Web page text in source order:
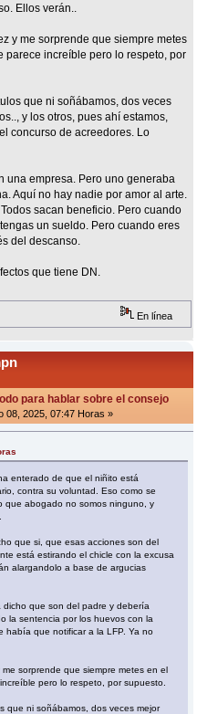
Ellos verán..
y me sorprende que siempre metes
parece increíble pero lo respeto, por
que ni soñábamos, dos veces
y los otros, pues ahí estamos,
concurso de acreedores. Lo
una empresa. Pero uno generaba
Aquí no hay nadie por amor al arte.
sacan beneficio. Pero cuando
un sueldo. Pero cuando eres
del descanso.
que tiene DN.
En línea
para hablar sobre el consejo
08, 2025, 07:47 Horas »
enterado de que el niñito está
contra su voluntad. Eso como se
que abogado no somos ninguno, y
que si, que esas acciones son del
está estirando el chicle con la excusa
alargandolo a base de argucias
que son del padre y debería
la sentencia por los huevos con la
había que notificar a la LFP. Ya no
sorprende que siempre metes en el
pero lo respeto, por supuesto.
que ni soñábamos, dos veces mejor